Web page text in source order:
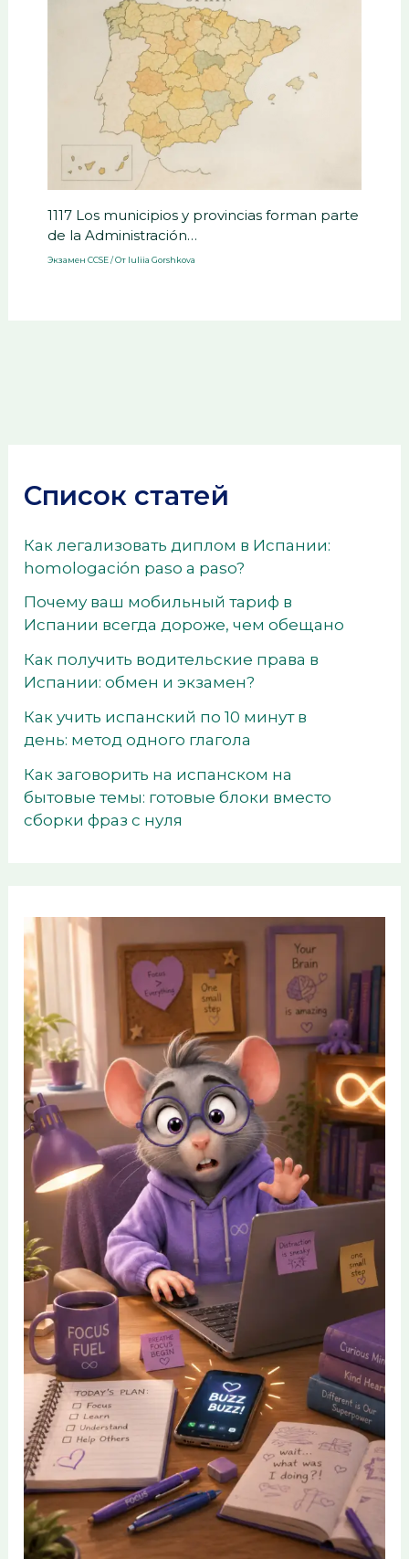
1117 Los municipios y provincias forman parte
de la Administración…
Экзамен CCSE/ От Iuliia Gorshkova
Список статей
Как легализовать диплом в Испании:
homologación paso a paso?
Почему ваш мобильный тариф в
Испании всегда дороже, чем обещано
Как получить водительские права в
Испании: обмен и экзамен?
Как учить испанский по 10 минут в
день: метод одного глагола
Как заговорить на испанском на
бытовые темы: готовые блоки вместо
сборки фраз с нуля